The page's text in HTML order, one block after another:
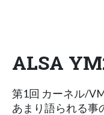
ALSA
第1回 カーネル/
あまり語られる事